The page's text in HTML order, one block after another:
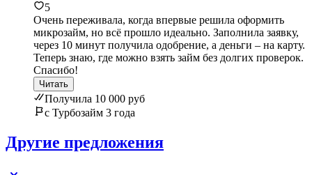
5
Очень переживала, когда впервые решила оформить
микрозайм, но всё прошло идеально. Заполнила заявку,
через 10 минут получила одобрение, а деньги – на карту.
Теперь знаю, где можно взять займ без долгих проверок.
Спасибо!
Читать
Получила 10 000 руб
с Турбозайм 3 года
Другие предложения